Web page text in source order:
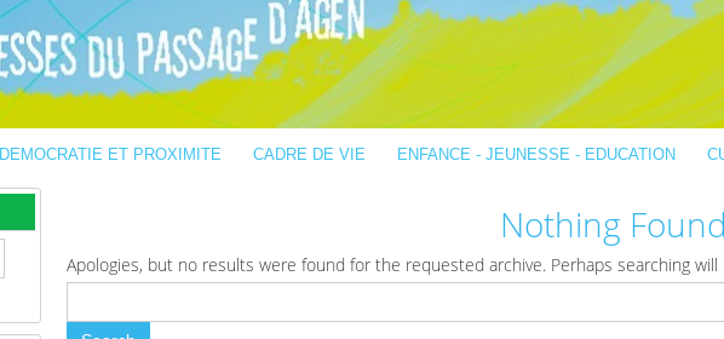
DEMOCRATIE ET PROXIMITE CADRE DE VIE ENFANCE - JEUNESSE - EDUCATION
Nothing
Apologies, but no results were found for the requested archive. Perhaps searching